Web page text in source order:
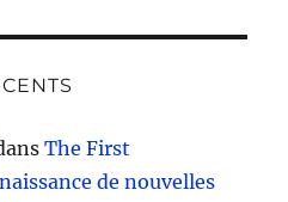
The First
de nouvelles